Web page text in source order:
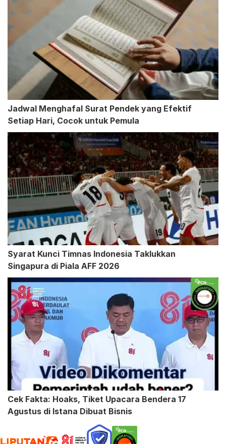
Jadwal Menghafal Surat Pendek yang Efektif
Setiap Hari, Cocok untuk Pemula
Syarat Kunci Timnas Indonesia Taklukkan
Singapura di Piala AFF 2026
Cek Fakta: Hoaks, Tiket Upacara Bendera 17
Agustus di Istana Dibuat Bisnis